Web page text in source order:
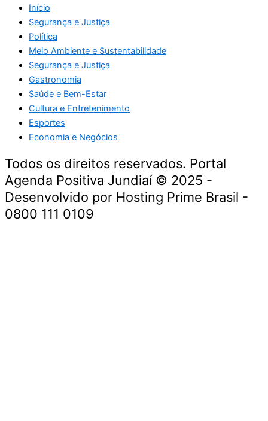
Início
Segurança e Justiça
Política
Meio Ambiente e Sustentabilidade
Segurança e Justiça
Gastronomia
Saúde e Bem-Estar
Cultura e Entretenimento
Esportes
Economia e Negócios
Todos os direitos reservados. Portal
Agenda Positiva Jundiaí © 2025 -
Desenvolvido por Hosting Prime Brasil -
0800 111 0109